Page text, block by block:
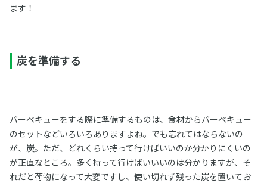
ます！
炭を準備する
バーベキューをする際に準備するものは、食材からバーベキュー
のセットなどいろいろありますよね。でも忘れてはならないの
が、炭。ただ、どれくらい持って行けばいいのか分かりにくいの
が正直なところ。多く持って行けばいいいのは分かりますが、そ
れだと荷物になって大変ですし、使い切れず残った炭を置いてお